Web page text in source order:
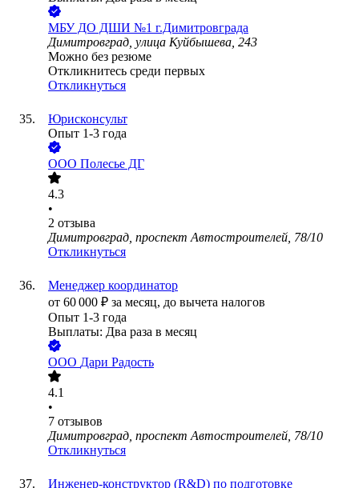
МБУ ДО ДШИ №1 г.Димитровграда
Димитровград, улица Куйбышева, 243
Можно без резюме
Откликнитесь среди первых
Откликнуться
Юрисконсульт
Опыт 1-3 года
ООО Полесье ДГ
4.3
•
2 отзыва
Димитровград, проспект Автостроителей, 78/10
Откликнуться
Менеджер координатор
от 60 000 ₽ за месяц, до вычета налогов
Опыт 1-3 года
Выплаты: Два раза в месяц
ООО Дари Радость
4.1
•
7 отзывов
Димитровград, проспект Автостроителей, 78/10
Откликнуться
Инженер-конструктор (R&D) по подготовке